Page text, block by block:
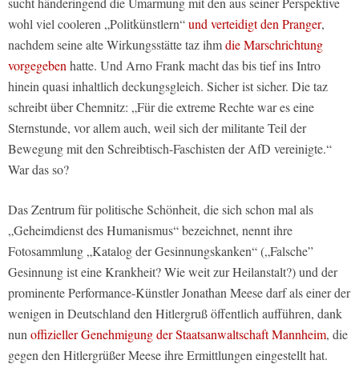
wohl viel cooleren „Politkünstlern“und verteidigt den Pranger,
nachdem seine alte Wirkungsstätte taz ihmdie Marschrichtung
vorgegebenhatte. Und Arno Frank macht das bis tief ins Intro
hinein quasi inhaltlich deckungsgleich. Sicher ist sicher. Die taz
schreibt über Chemnitz: „Für die extreme Rechte war es eine
Sternstunde, vor allem auch, weil sich der militante Teil der
Bewegung mit den Schreibtisch-Faschisten der AfD vereinigte.“
War das so?
Das Zentrum für politische Schönheit, die sich schon mal als
„Geheimdienst des Humanismus“ bezeichnet, nennt ihre
Fotosammlung „Katalog der Gesinnungskanken“ („Falsche”
Gesinnung ist eine Krankheit? Wie weit zur Heilanstalt?) und der
prominente Performance-Künstler Jonathan Meese darf als einer der
wenigen in Deutschland den Hitlergruß öffentlich aufführen, dank
nunoffizieller Genehmigung der Staatsanwaltschaft Mannheim, die
gegen den Hitlergrüßer Meese ihre Ermittlungen eingestellt hat.